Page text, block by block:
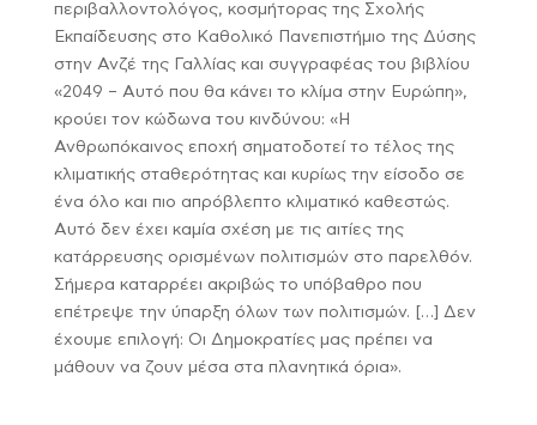
περιβαλλοντολόγος, κοσμήτορας της Σχολής
Εκπαίδευσης στο Καθολικό Πανεπιστήμιο της Δύσης
στην Ανζέ της Γαλλίας και συγγραφέας του βιβλίου
«2049 – Αυτό που θα κάνει το κλίμα στην Ευρώπη»,
κρούει τον κώδωνα του κινδύνου: «Η
Ανθρωπόκαινος εποχή σηματοδοτεί το τέλος της
κλιματικής σταθερότητας και κυρίως την είσοδο σε
ένα όλο και πιο απρόβλεπτο κλιματικό καθεστώς.
Αυτό δεν έχει καμία σχέση με τις αιτίες της
κατάρρευσης ορισμένων πολιτισμών στο παρελθόν.
Σήμερα καταρρέει ακριβώς το υπόβαθρο που
επέτρεψε την ύπαρξη όλων των πολιτισμών. […] Δεν
έχουμε επιλογή: Οι Δημοκρατίες μας πρέπει να
μάθουν να ζουν μέσα στα πλανητικά όρια».